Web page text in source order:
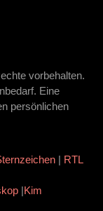
vorbehalten.
Eine
persönlichen
| RTL
|Kim